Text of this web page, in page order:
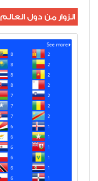
الزوار من دول العالم